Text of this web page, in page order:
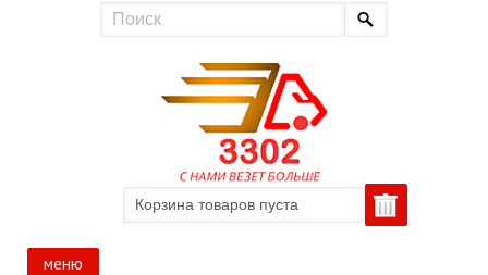
Корзина товаров пуста
меню